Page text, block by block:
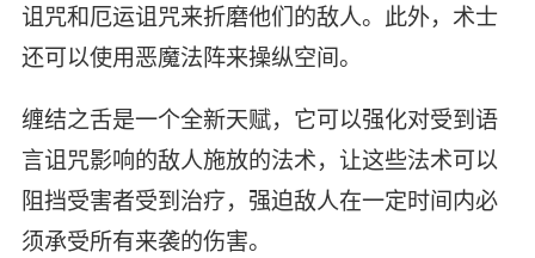
诅咒和厄运诅咒来折磨他们的敌人。此外，术士
还可以使用恶魔法阵来操纵空间。
缠结之舌是一个全新天赋，它可以强化对受到语
言诅咒影响的敌人施放的法术，让这些法术可以
阻挡受害者受到治疗，强迫敌人在一定时间内必
须承受所有来袭的伤害。